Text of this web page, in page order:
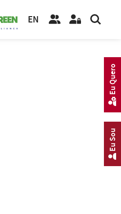
EN
Eu Sou
Eu Quero